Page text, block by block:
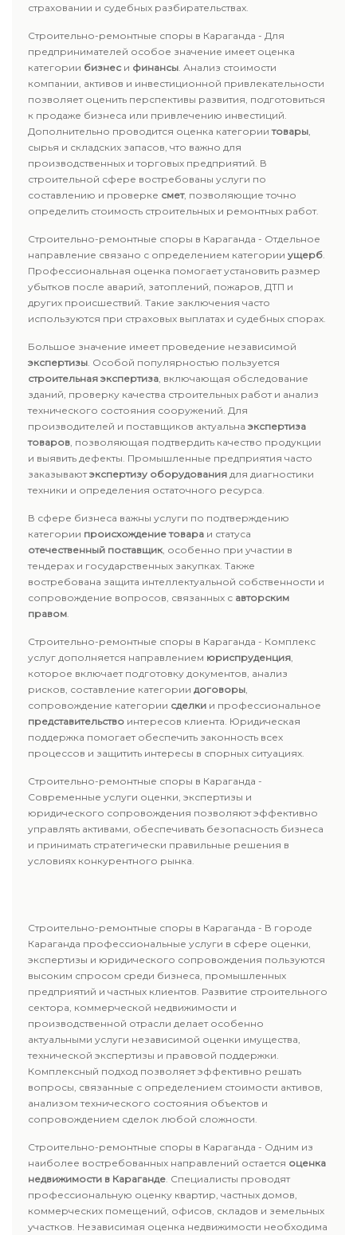
страховании и судебных разбирательствах.
Строительно-ремонтные споры в Караганда - Для
предпринимателей особое значение имеет оценка
категории бизнес и финансы. Анализ стоимости
компании, активов и инвестиционной привлекательности
позволяет оценить перспективы развития, подготовиться
к продаже бизнеса или привлечению инвестиций.
Дополнительно проводится оценка категориитовары,
сырья и складских запасов, что важно для
производственных и торговых предприятий. В
строительной сфере востребованы услуги по
составлению и проверке смет, позволяющие точно
определить стоимость строительных и ремонтных работ.
Строительно-ремонтные споры в Караганда - Отдельное
направление связано с определением категории ущерб.
Профессиональная оценка помогает установить размер
убытков после аварий, затоплений, пожаров, ДТП и
других происшествий. Такие заключения часто
используются при страховых выплатах и судебных спорах.
Большое значение имеет проведение независимой
экспертизы. Особой популярностью пользуется
строительная экспертиза, включающая обследование
зданий, проверку качества строительных работ и анализ
технического состояния сооружений. Для
производителей и поставщиков актуальна экспертиза
товаров, позволяющая подтвердить качество продукции
и выявить дефекты. Промышленные предприятия часто
заказываютэкспертизу оборудования для диагностики
техники и определения остаточного ресурса.
В сфере бизнеса важны услуги по подтверждению
категории происхождение товара и статуса
отечественный поставщик, особенно при участии в
тендерах и государственных закупках. Также
востребована защита интеллектуальной собственности и
сопровождение вопросов, связанных с авторским
правом.
Строительно-ремонтные споры в Караганда - Комплекс
услуг дополняется направлением юриспруденция,
которое включает подготовку документов, анализ
рисков, составление категории договоры,
сопровождение категории сделки и профессиональное
представительство интересов клиента. Юридическая
поддержка помогает обеспечить законность всех
процессов и защитить интересы в спорных ситуациях.
Строительно-ремонтные споры в Караганда -
Современные услуги оценки, экспертизы и
юридического сопровождения позволяют эффективно
управлять активами, обеспечивать безопасность бизнеса
и принимать стратегически правильные решения в
условиях конкурентного рынка.
Строительно-ремонтные споры в Караганда - В городе
Караганда профессиональные услуги в сфере оценки,
экспертизы и юридического сопровождения пользуются
высоким спросом среди бизнеса, промышленных
предприятий и частных клиентов. Развитие строительного
сектора, коммерческой недвижимости и
производственной отрасли делает особенно
актуальными услуги независимой оценки имущества,
технической экспертизы и правовой поддержки.
Комплексный подход позволяет эффективно решать
вопросы, связанные с определением стоимости активов,
анализом технического состояния объектов и
сопровождением сделок любой сложности.
Строительно-ремонтные споры в Караганда - Одним из
наиболее востребованных направлений остается оценка
недвижимости в Караганде. Специалисты проводят
профессиональную оценку квартир, частных домов,
коммерческих помещений, офисов, складов и земельных
участков. Независимая оценка недвижимости необходима